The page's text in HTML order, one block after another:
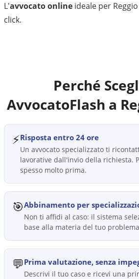
L'avvocato online ideale per
click.
Perché
AvvocatoFlash a
⚡Risposta entro 24 ore
Un avvocato specializzato ti
lavorative dall'invio della richiesta.
spesso molto prima.
🎯Abbinamento per
Non ti affidi al caso: il sistema
base alla materia del tuo
💬 Prima valutazione, senza
Descrivi il tuo caso e ricevi una